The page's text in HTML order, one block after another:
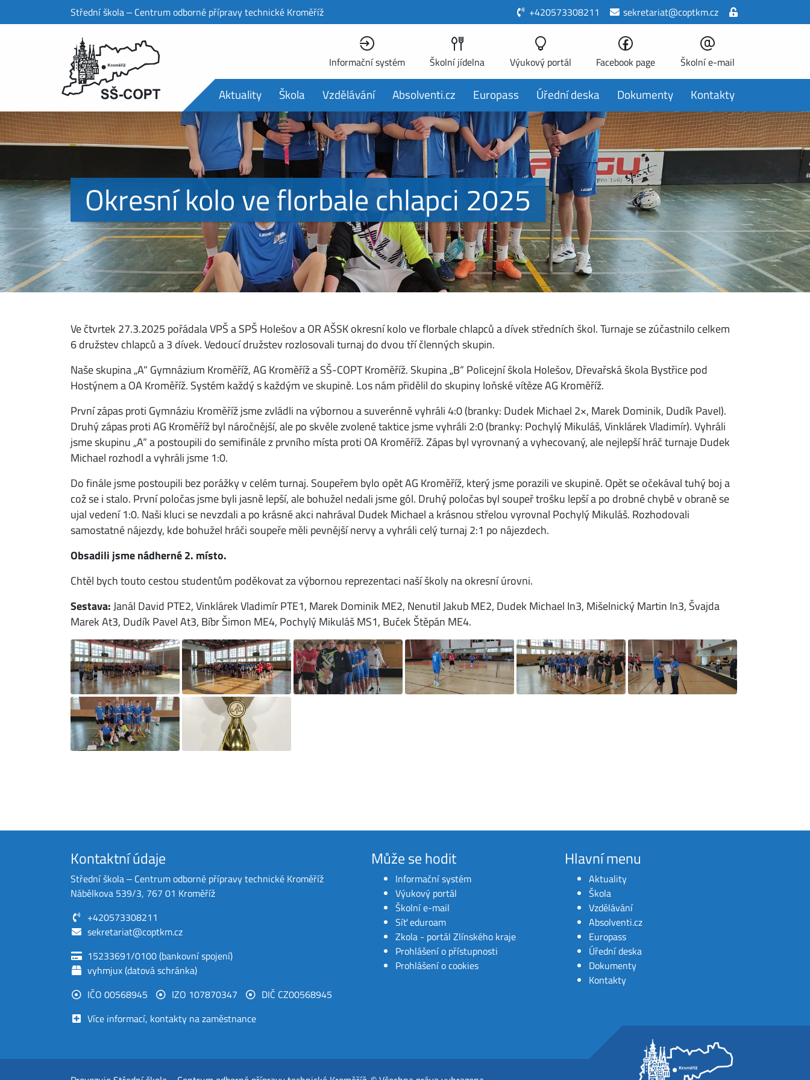
Střední škola ‒ Centrum odborné přípravy technické Kroměříž +420573308211 sekretariat@coptkm.cz
Informační systém Školní jídelna Výukový portál Facebook page Školní e-mail
Aktuality Škola Vzdělávání Absolventi.cz Europass Úřední deska Dokumenty Kontakty
Okresní kolo ve florbale chlapci 2025
Ve čtvrtek 27.3.2025 pořádala VPŠ a SPŠ Holešov a OR AŠSK okresní kolo ve florbale chlapců a dívek středních škol. Turnaje se zúčastnilo celkem
6 družstev chlapců a 3 dívek. Vedoucí družstev rozlosovali turnaj do dvou tří členných skupin.
Naše skupina „A“ Gymnázium Kroměříž, AG Kroměříž a SŠ-COPT Kroměříž. Skupina „B“ Policejní škola Holešov, Dřevařská škola Bystřice pod
Hostýnem a OA Kroměříž. Systém každý s každým ve skupině. Los nám přidělil do skupiny loňské vítěze AG Kroměříž.
První zápas proti Gymnáziu Kroměříž jsme zvládli na výbornou a suverénně vyhráli 4:0 (branky: Dudek Michael 2×, Marek Dominik, Dudík Pavel).
Druhý zápas proti AG Kroměříž byl náročnější, ale po skvěle zvolené taktice jsme vyhráli 2:0 (branky: Pochylý Mikuláš, Vinklárek Vladimír). Vyhráli
jsme skupinu „A“ a postoupili do semifinále z prvního místa proti OA Kroměříž. Zápas byl vyrovnaný a vyhecovaný, ale nejlepší hráč turnaje Dudek
Michael rozhodl a vyhráli jsme 1:0.
Do finále jsme postoupili bez porážky v celém turnaj. Soupeřem bylo opět AG Kroměříž, který jsme porazili ve skupině. Opět se očekával tuhý boj a
což se i stalo. První poločas jsme byli jasně lepší, ale bohužel nedali jsme gól. Druhý poločas byl soupeř trošku lepší a po drobné chybě v obraně se
ujal vedení 1:0. Naši kluci se nevzdali a po krásné akci nahrával Dudek Michael a krásnou střelou vyrovnal Pochylý Mikuláš. Rozhodovali
samostatné nájezdy, kde bohužel hráči soupeře měli pevnější nervy a vyhráli celý turnaj 2:1 po nájezdech.
Obsadili jsme nádherné 2. místo.
Chtěl bych touto cestou studentům poděkovat za výbornou reprezentaci naší školy na okresní úrovni.
Sestava:Janál David PTE2, Vinklárek Vladimír PTE1, Marek Dominik ME2, Nenutil Jakub ME2, Dudek Michael In3, Mišelnický Martin In3, Švajda
Marek At3, Dudík Pavel At3, Bíbr Šimon ME4, Pochylý Mikuláš MS1, Buček Štěpán ME4.
Kontaktní údaje
Střední škola ‒ Centrum odborné přípravy technické Kroměříž
Nábělkova 539/3, 767 01 Kroměříž
+420573308211
sekretariat@coptkm.cz
15233691/0100 (bankovní spojení)
vyhmjux (datová schránka)
IČO 00568945
IZO 107870347
DIČ CZ00568945
Více informací, kontakty na zaměstnance
Může se hodit
Informační systém
Výukový portál
Školní e-mail
Síť eduroam
Zkola - portál Zlínského kraje
Prohlášení o přístupnosti
Prohlášení o cookies
Hlavní menu
Aktuality
Škola
Vzdělávání
Absolventi.cz
Europass
Úřední deska
Dokumenty
Kontakty